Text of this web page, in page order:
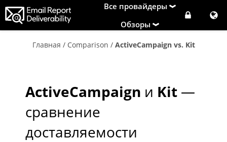
Все провайдеры
Обзоры
Главная / Comparison / ActiveCampaign vs. Kit
ActiveCampaign и Kit —
сравнение
доставляемости